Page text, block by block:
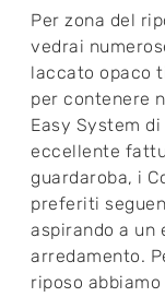
Per zona del
vedrai
laccato opaco
per contenere
Easy System
eccellente
guardaroba, i
preferiti
aspirando a un
arredamento.
riposo